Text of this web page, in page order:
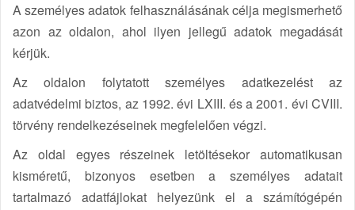
A személyes adatok felhasználásának célja megismerhető
azon az oldalon, ahol ilyen jellegű adatok megadását
kérjük.
Az oldalon folytatott személyes adatkezelést az
adatvédelmi biztos, az 1992. évi LXIII. és a 2001. évi CVIII.
törvény rendelkezéseinek megfelelően végzi.
Az oldal egyes részeinek letöltésekor automatikusan
kisméretű, bizonyos esetben a személyes adatait
tartalmazó adatfájlokat helyezünk el a számítógépén